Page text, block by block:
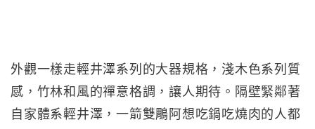
外觀一樣走輕井澤系列的大器規格，淺木色系列質
感，竹林和風的禪意格調，讓人期待。隔壁緊鄰著
自家體系輕井澤，一箭雙鵰阿想吃鍋吃燒肉的人都